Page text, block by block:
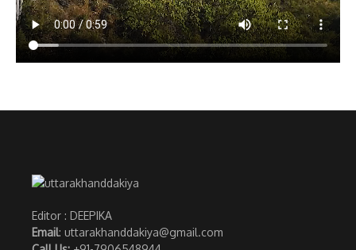
Editor : DEEPIKA
Email: uttarakhanddakiya@gmail.com